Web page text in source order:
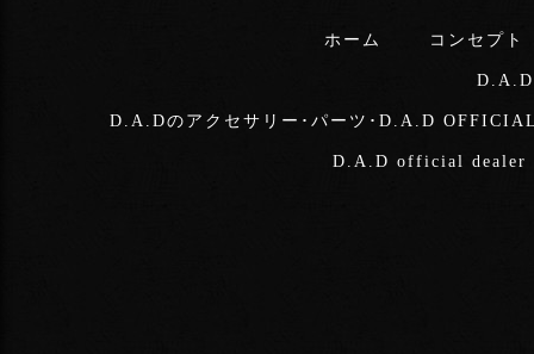
ホーム コンセプト
D.A.Dのアクセサリー･パーツ･D.A.D
D.A.D official dealer